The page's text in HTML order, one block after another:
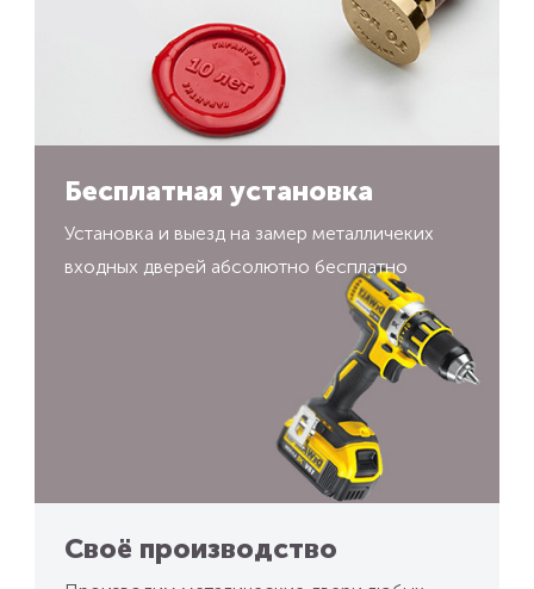
Бесплатная установка
Установка и выезд на замер металличеких
входных дверей абсолютно бесплатно
Своё производство